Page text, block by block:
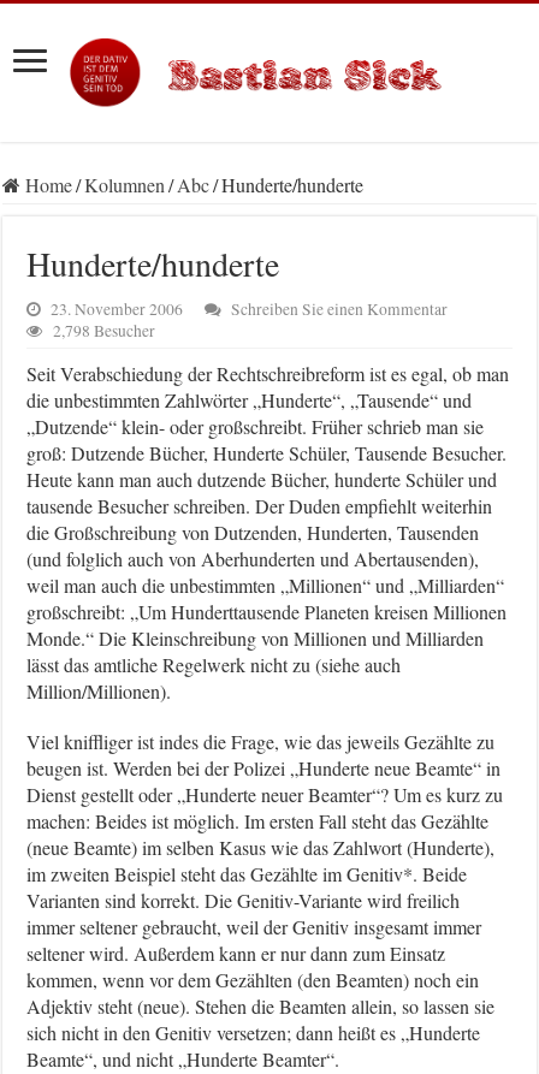
Home/Kolumnen/Abc/Hunderte/hunderte
Hunderte/hunderte
23. November 2006
Schreiben Sie einen Kommentar
2,798 Besucher
Seit Verabschiedung der Rechtschreibreform ist es egal, ob man
die unbestimmten Zahlwörter „Hunderte“, „Tausende“ und
„Dutzende“ klein- oder großschreibt. Früher schrieb man sie
groß: Dutzende Bücher, Hunderte Schüler, Tausende Besucher.
Heute kann man auch dutzende Bücher, hunderte Schüler und
tausende Besucher schreiben. Der Duden empfiehlt weiterhin
die Großschreibung von Dutzenden, Hunderten, Tausenden
(und folglich auch von Aberhunderten und Abertausenden),
weil man auch die unbestimmten „Millionen“ und „Milliarden“
großschreibt: „Um Hunderttausende Planeten kreisen Millionen
Monde.“ Die Kleinschreibung von Millionen und Milliarden
lässt das amtliche Regelwerk nicht zu (siehe auch
Million/Millionen).
Viel kniffliger ist indes die Frage, wie das jeweils Gezählte zu
beugen ist. Werden bei der Polizei „Hunderte neue Beamte“ in
Dienst gestellt oder „Hunderte neuer Beamter“? Um es kurz zu
machen: Beides ist möglich. Im ersten Fall steht das Gezählte
(neue Beamte) im selben Kasus wie das Zahlwort (Hunderte),
im zweiten Beispiel steht das Gezählte im Genitiv*. Beide
Varianten sind korrekt. Die Genitiv-Variante wird freilich
immer seltener gebraucht, weil der Genitiv insgesamt immer
seltener wird. Außerdem kann er nur dann zum Einsatz
kommen, wenn vor dem Gezählten (den Beamten) noch ein
Adjektiv steht (neue). Stehen die Beamten allein, so lassen sie
sich nicht in den Genitiv versetzen; dann heißt es „Hunderte
Beamte“, und nicht „Hunderte Beamter“.